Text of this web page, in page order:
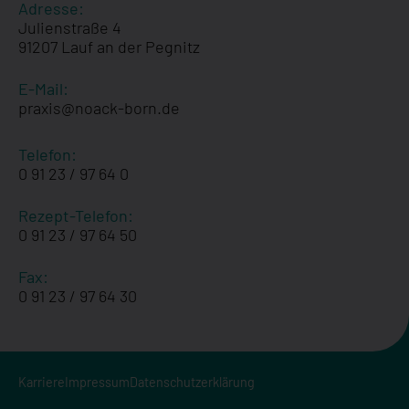
Adresse:
Julienstraße 4
91207 Lauf an der Pegnitz
E-Mail:
praxis@noack-born.de
Telefon:
0 91 23 / 97 64 0
Rezept-Telefon:
0 91 23 / 97 64 50
Fax:
0 91 23 / 97 64 30
KarriereImpressumDatenschutzerklärung